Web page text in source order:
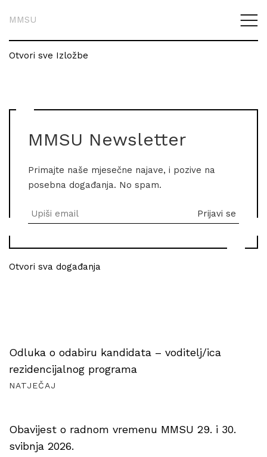
MMSU
Otvori sve Izložbe
MMSU Newsletter
Primajte naše mjesečne najave, i pozive na
posebna događanja. No spam.
Otvori sva događanja
Odluka o odabiru kandidata – voditelj/ica
rezidencijalnog programa
NATJEČAJ
Obavijest o radnom vremenu MMSU 29. i 30.
svibnja 2026.